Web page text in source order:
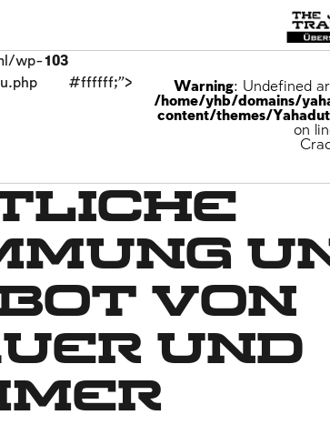
wp-103
#ffffff;">
Warning: Undefined
/home/yhb/domains/
content/themes/
on
von
und